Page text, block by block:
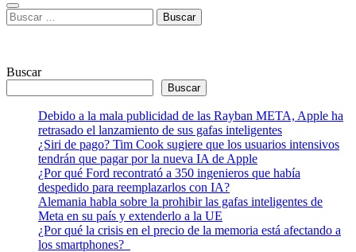
Buscar:
Buscar
Buscar
Debido a la mala publicidad de las Rayban META, Apple ha
retrasado el lanzamiento de sus gafas inteligentes
¿Siri de pago? Tim Cook sugiere que los usuarios intensivos
tendrán que pagar por la nueva IA de Apple
¿Por qué Ford recontrató a 350 ingenieros que había
despedido para reemplazarlos con IA?
Alemania habla sobre la prohibir las gafas inteligentes de
Meta en su país y extenderlo a la UE
¿Por qué la crisis en el precio de la memoria está afectando a
los smartphones?